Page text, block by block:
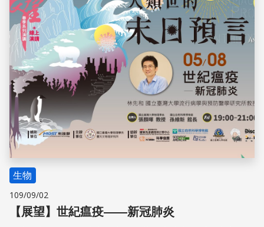
的敵人「病毒」吧！
生物
109/09/02
【展望】世紀瘟疫——新冠肺炎